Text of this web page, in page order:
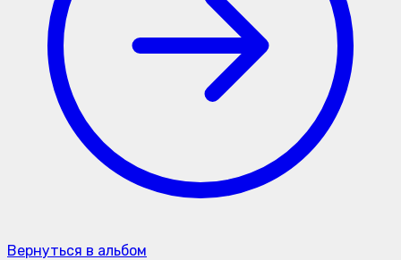
Вернуться в альбом